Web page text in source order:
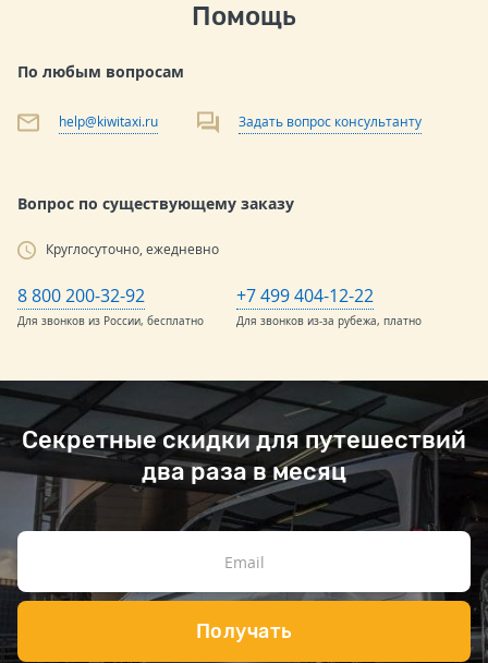
Помощь
По любым вопросам
help@kiwitaxi.ru Задать вопрос консультанту
Вопрос по существующему заказу
Круглосуточно, ежедневно
8 800 200-32-92
Для звонков из России, бесплатно
+7 499 404-12-22
Для звонков из-за рубежа, платно
Секретные скидки для путешествий
два раза в месяц
Получать